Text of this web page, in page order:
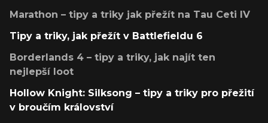
Marathon – tipy a triky jak přežít na Tau Ceti IV
Tipy a triky, jak přežít v Battlefieldu 6
Borderlands 4 – tipy a triky, jak najít ten
nejlepší loot
Hollow Knight: Silksong – tipy a triky pro přežití
v broučím království